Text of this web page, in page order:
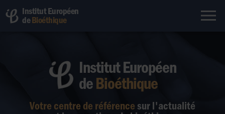
Institut Européen
deBioéthique
Votre centre de référence sur l'actualité
Institut Européen
deBioéthique